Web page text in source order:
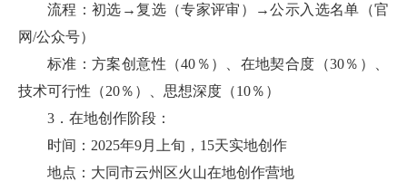
流程：初选→复选（专家评审）→公示入选名单（官
网/公众号）
标准：方案创意性（40％）、在地契合度（30％）、
技术可行性（20％）、思想深度（10％）
3．在地创作阶段：
时间：2025年9月上旬，15天实地创作
地点：大同市云州区火山在地创作营地